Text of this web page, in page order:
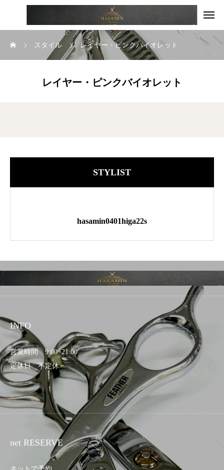
スタイル レイヤー・ピンクバイオレット
レイヤー・ピンクバイオレット
STYLIST
hasamin0401higa22s
INFO
営業時間 9:00~21:00
定休日 不定休
net RESERVE